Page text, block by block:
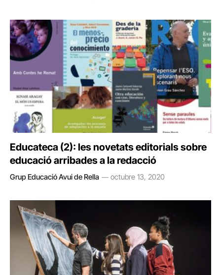
Educateca (2): les novetats editorials sobre
educació arribades a la redacció
Grup Educació Avui de Rella octubre 13, 2020